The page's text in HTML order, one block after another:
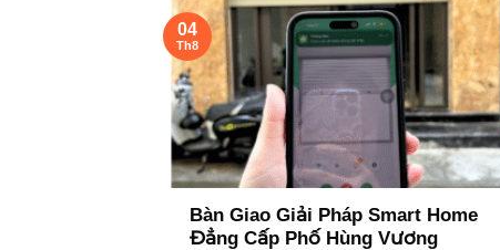
Bàn Giao Giải Pháp Smart Home
Đẳng Cấp Phố Hùng Vương
04
Th8